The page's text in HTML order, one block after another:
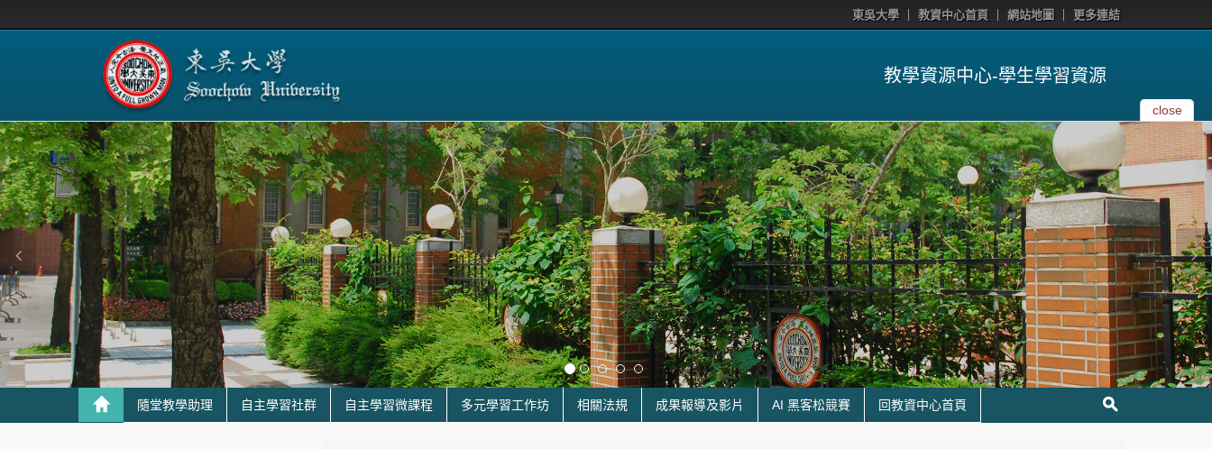
東吳大學 教資中心首頁 網站地圖 更多連結
教學資源中心-學生學習資源
close
隨堂教學助理 自主學習社群 自主學習微課程 多元學習工作坊 相關法規 成果報導及影片 AI 黑客松競賽 回教資中心首頁